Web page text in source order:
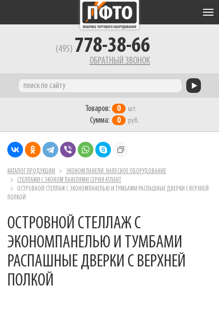
(495) 778-38-66
ОБРАТНЫЙ ЗВОНОК
Товаров: 0 шт.
Сумма: 0 руб.
КАТАЛОГ ПРОДУКЦИИ
ЭКОНОМ ПАНЕЛИ. НАВЕСНОЕ ОБОРУДОВАНИЕ
СТЕЛЛАЖИ С ЭКОНОМ ПАНЕЛЯМИ СЕРИЯ АТЛАНТ
ОСТРОВНОЙ СТЕЛЛАЖ С ЭКОНОМПАНЕЛЬЮ И ТУМБАМИ РАСПАШНЫЕ ДВЕРКИ С ВЕРХНЕЙ
ПОЛКОЙ
ОСТРОВНОЙ СТЕЛЛАЖ С
ЭКОНОМПАНЕЛЬЮ И ТУМБАМИ
РАСПАШНЫЕ ДВЕРКИ С ВЕРХНЕЙ
ПОЛКОЙ